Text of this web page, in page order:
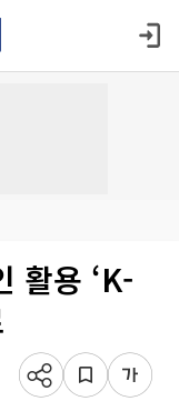
활용 ‘K-